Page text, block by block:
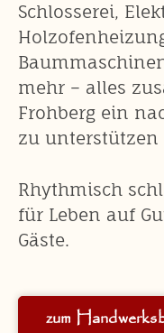
Schlosserei,
mehr – alles
Frohberg ein
zu
Rhythmisch
für Leben auf
Gäste.
zum